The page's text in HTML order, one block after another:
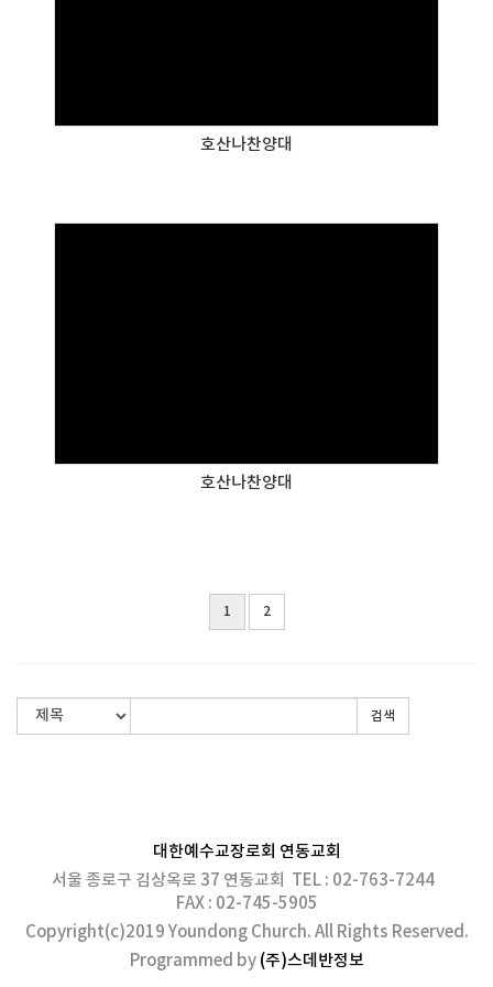
호산나찬양대
호산나찬양대
1 2
검색
대한예수교장로회 연동교회
서울 종로구 김상옥로 37 연동교회 TEL : 02-763-7244
FAX : 02-745-5905
Copyright(c)2019 Youndong Church. All Rights Reserved.
Programmed by (주)스데반정보